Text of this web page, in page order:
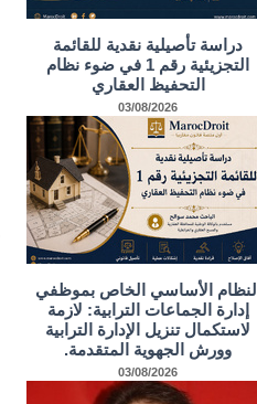
دراسة تأصيلية نقدية للقائمة
التجزيئية رقم 1 في ضوء نظام
التحفيظ العقاري
03/08/2026
النظام الأساسي الخاص بموظفي
إدارة الجماعات الترابية: لازمة
لاستكمال تنزيل الإدارة الترابية
وورش الجهوية المتقدمة.
03/08/2026